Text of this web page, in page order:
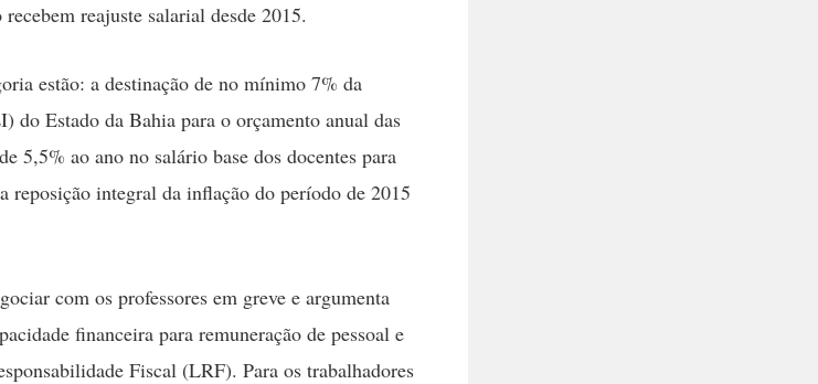
reajuste salarial desde 2015.
estão: a destinação de no mínimo 7% da
do Estado da Bahia para o orçamento anual das
5,5% ao ano no salário base dos docentes para
reposição integral da inflação do período de 2015
com os professores em greve e argumenta
financeira para remuneração de pessoal e
Fiscal (LRF). Para os trabalhadores